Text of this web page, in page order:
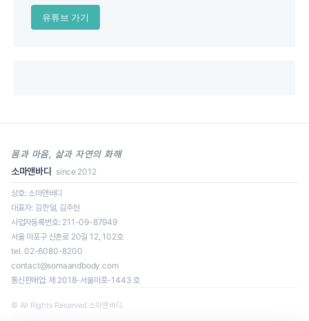
유튜브 가기
일정을 클릭하면 신청 페이지로 이동합니다.
몸과 마음, 삶과 자연의 화해
소마앤바디 since 2012
상호: 소마앤바디
대표자: 김한얼, 김주현
사업자등록번호: 211-09-87949
서울 마포구 신촌로 20길 12, 102호
tel. 02-6080-8200
contact@somaandbody.com
통신판매업: 제 2018-서울마포-1443 호
© All Rights Reserved 소마앤바디